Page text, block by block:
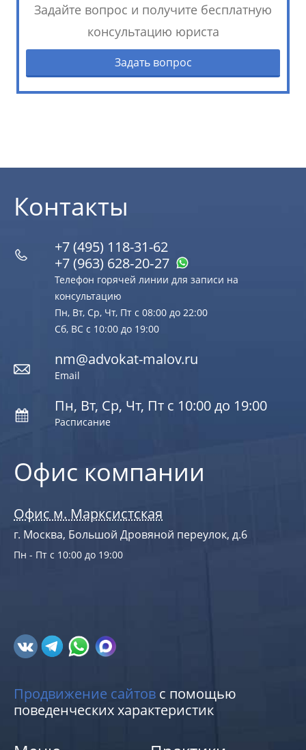
Задайте вопрос и получите бесплатную
консультацию юриста
Задать вопрос
Офис компании
Офис м. Марксистская
г. Москва, Большой Дровяной переулок, д.6
Пн - Пт с 10:00 до 19:00
Контакты
+7 (495) 118-31-62
+7 (963) 628‑20‑27
Телефон горячей линии для записи на
консультацию
Пн, Вт, Ср, Чт, Пт с 08:00 до 22:00
Сб, ВС с 10:00 до 19:00
nm@advokat-malov.ru
Email
Пн, Вт, Ср, Чт, Пт с 10:00 до 19:00
Расписание
Продвижение сайтов с помощью
поведенческих характеристик